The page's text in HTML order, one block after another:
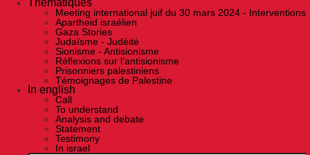
Thématiques
Meeting international juif du 30 mars 2024 - Interventions
Apartheid israélien
Gaza Stories
Judaïsme - Judéité
Sionisme - Antisionisme
Réflexions sur l’antisionisme
Prisonniers palestiniens
Témoignages de Palestine
In english
Call
To understand
Analysis and debate
Statement
Testimony
In israel